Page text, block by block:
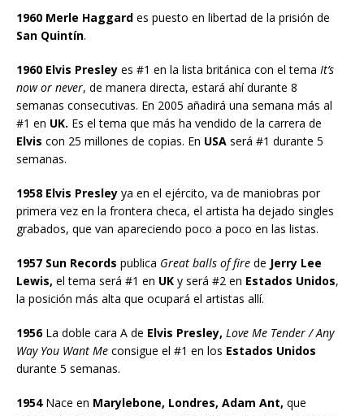
1960 Merle Haggard es puesto en libertad de la prisión de
San Quintín.
1960 Elvis Presley es #1 en la lista británica con el tema It’s
now or never, de manera directa, estará ahí durante 8
semanas consecutivas. En 2005 añadirá una semana más al
#1 en UK. Es el tema que más ha vendido de la carrera de
Elvis con 25 millones de copias. En USA será #1 durante 5
semanas.
1958 Elvis Presley ya en el ejército, va de maniobras por
primera vez en la frontera checa, el artista ha dejado singles
grabados, que van apareciendo poco a poco en las listas.
1957 Sun Records publica Great balls of fire de Jerry Lee
Lewis, el tema será #1 en UK y será #2 en Estados Unidos,
la posición más alta que ocupará el artistas allí.
1956La doble cara A de Elvis Presley, Love Me Tender / Any
Way You Want Me consigue el #1 en los Estados Unidos
durante 5 semanas.
1954Nace en Marylebone, Londres, Adam Ant, que